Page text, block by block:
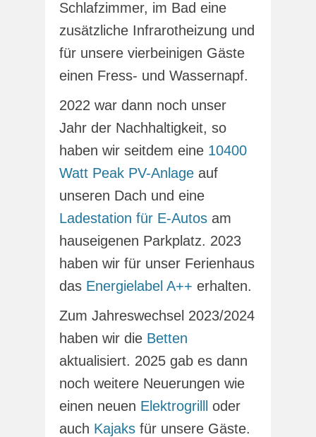
Schlafzimmer, im Bad eine
zusätzliche Infrarotheizung und
für unsere vierbeinigen Gäste
einen Fress- und Wassernapf.
2022 war dann noch unser
Jahr der Nachhaltigkeit, so
haben wir seitdem eine 10400
Watt Peak PV-Anlage auf
unseren Dach und eine
Ladestation für E-Autos am
hauseigenen Parkplatz. 2023
haben wir für unser Ferienhaus
das Energielabel A++ erhalten.
Zum Jahreswechsel 2023/2024
haben wir die Betten
aktualisiert. 2025 gab es dann
noch weitere Neuerungen wie
einen neuen Elektrogrilll
oder
auch Kajaks für unsere Gäste.